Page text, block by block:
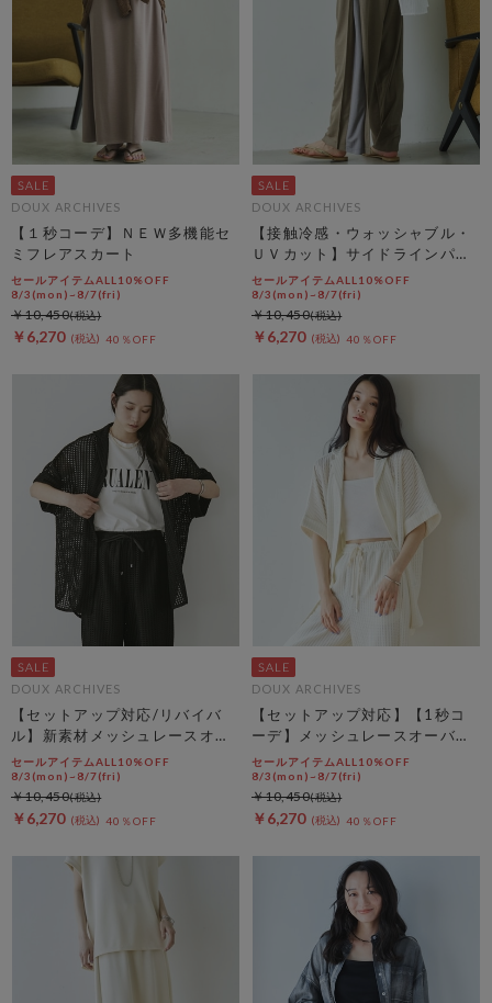
DOUX ARCHIVES
【１秒コーデ】ＮＥＷ多機能セ
ミフレアスカート
セールアイテムALL10%OFF
8/3(mon)~8/7(fri)
￥6,270 40％OFF
￥10,450
DOUX ARCHIVES
【接触冷感・ウォッシャブル・
ＵＶカット】サイドラインパン
ツ
セールアイテムALL10%OFF
8/3(mon)~8/7(fri)
￥6,270 40％OFF
￥10,450
DOUX ARCHIVES
【セットアップ対応/リバイバ
ル】新素材メッシュレースオー
バーシャツ
セールアイテムALL10%OFF
8/3(mon)~8/7(fri)
￥6,270 40％OFF
￥10,450
DOUX ARCHIVES
【セットアップ対応】【1秒コ
ーデ】メッシュレースオーバー
シャツ
セールアイテムALL10%OFF
8/3(mon)~8/7(fri)
￥6,270 40％OFF
￥10,450